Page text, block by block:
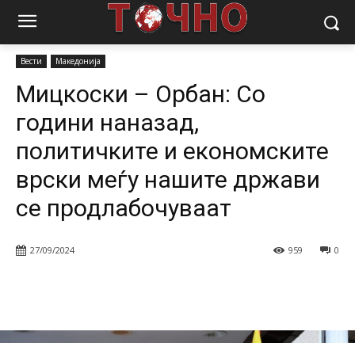
Почетна
Мицкоски – Орбан: Со години наназад,
Вести Македонија
Мицкоски – Орбан: Со
години наназад,
политичките и економските
врски меѓу нашите држави
се продлабочуваат
27/09/2024 0
959